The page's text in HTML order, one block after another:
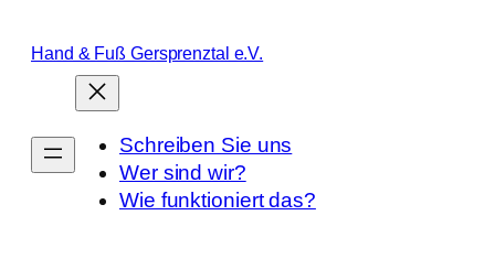
Inhalt
springen
Hand & Fuß Gersprenztal e.V.
Schreiben Sie uns
Wer sind wir?
Wie funktioniert das?